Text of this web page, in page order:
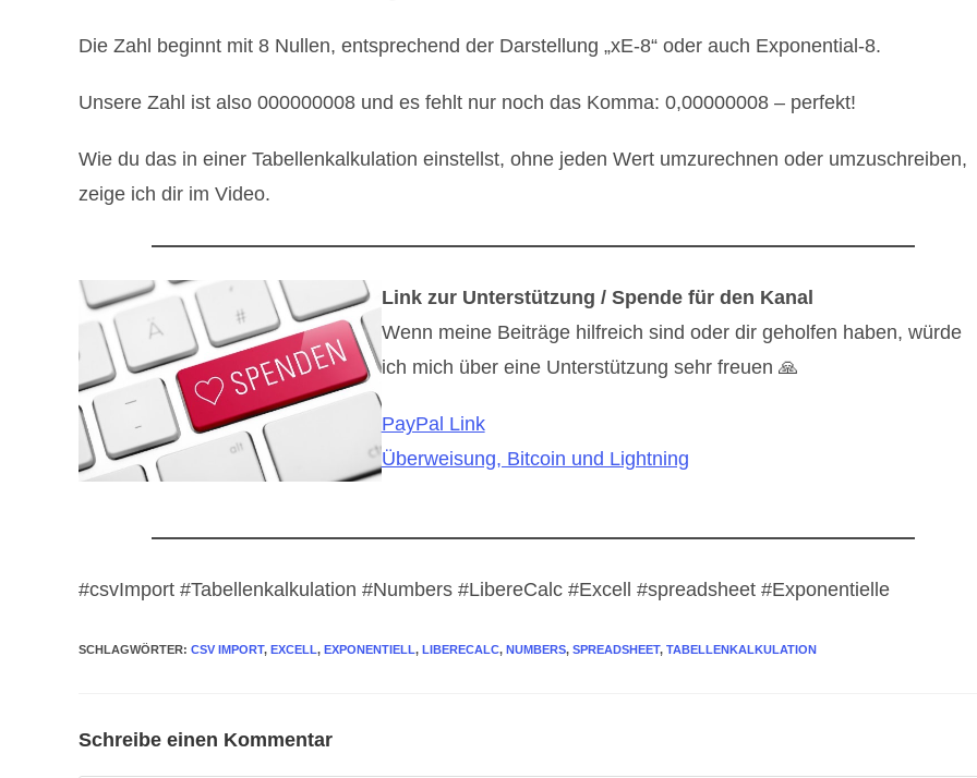
Die Zahl beginnt mit 8 Nullen, entsprechend der Darstellung „xE-8“ oder auch Exponential-8.
Unsere Zahl ist also 000000008 und es fehlt nur noch das Komma: 0,00000008 – perfekt!
Wie du das in einer Tabellenkalkulation einstellst, ohne jeden Wert umzurechnen oder umzuschreiben,
zeige ich dir im Video.
Link zur Unterstützung / Spende für den Kanal
Wenn meine Beiträge hilfreich sind oder dir geholfen haben, würde
ich mich über eine Unterstützung sehr freuen 🙏
PayPal Link
Überweisung, Bitcoin und Lightning
#csvImport #Tabellenkalkulation #Numbers #LibereCalc #Excell #spreadsheet #Exponentielle
SCHLAGWÖRTER: CSV IMPORT, EXCELL, EXPONENTIELL, LIBERECALC, NUMBERS, SPREADSHEET, TABELLENKALKULATION
Schreibe einen Kommentar